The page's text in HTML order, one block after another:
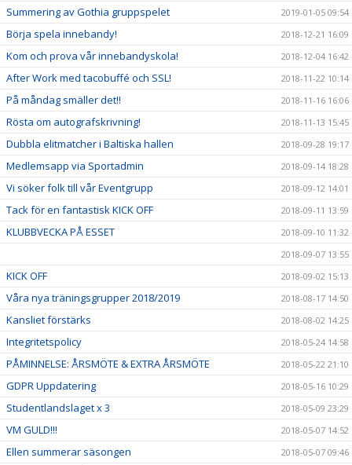
Summering av Gothia gruppspelet 2019-01-05 09:54
Börja spela innebandy! 2018-12-21 16:09
Kom och prova vår innebandyskola! 2018-12-04 16:42
After Work med tacobuffé och SSL! 2018-11-22 10:14
På måndag smäller det!! 2018-11-16 16:06
Rösta om autografskrivning! 2018-11-13 15:45
Dubbla elitmatcher i Baltiska hallen 2018-09-28 19:17
Medlemsapp via Sportadmin 2018-09-14 18:28
Vi söker folk till vår Eventgrupp 2018-09-12 14:01
Tack för en fantastisk KICK OFF 2018-09-11 13:59
KLUBBVECKA PÅ ESSET
2018-09-10 11:32
2018-09-07 13:55
KICK OFF 2018-09-02 15:13
Våra nya träningsgrupper 2018/2019 2018-08-17 14:50
Kansliet förstärks 2018-08-02 14:25
Integritetspolicy 2018-05-24 14:58
PÅMINNELSE: ÅRSMÖTE & EXTRA ÅRSMÖTE 2018-05-22 21:10
GDPR Uppdatering 2018-05-16 10:29
Studentlandslaget x 3 2018-05-09 23:29
VM GULD!!! 2018-05-07 14:52
Ellen summerar säsongen 2018-05-07 09:46